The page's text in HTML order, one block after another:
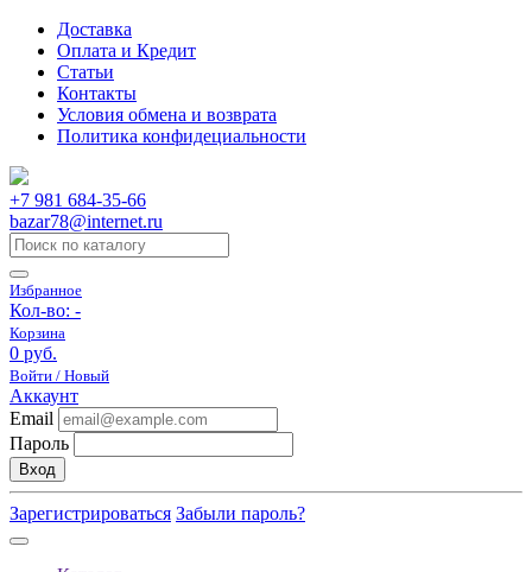
Доставка
Оплата и Кредит
Статьи
Контакты
Условия обмена и возврата
Политика конфидециальности
+7 981 684-35-66
bazar78@internet.ru
Избранное
Кол-во: -
Корзина
0 руб.
Войти / Новый
Аккаунт
Email
Пароль
Вход
Зарегистрироваться Забыли пароль?